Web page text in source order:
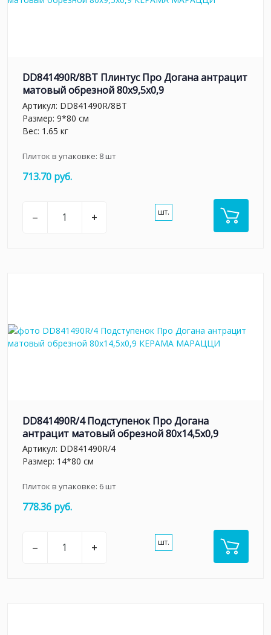
DD841490R/8BT Плинтус Про Догана антрацит
матовый обрезной 80x9,5x0,9
Артикул: DD841490R/8BT
Размер: 9*80 см
Вес: 1.65 кг
Плиток в упаковке: 8шт
713.70 руб.
– + шт.
DD841490R/4 Подступенок Про Догана
антрацит матовый обрезной 80x14,5x0,9
Артикул: DD841490R/4
Размер: 14*80 см
Плиток в упаковке: 6шт
778.36 руб.
– + шт.